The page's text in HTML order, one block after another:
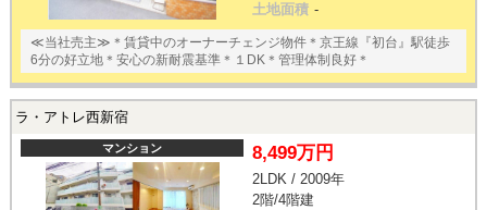
土地面積 -
≪当社売主≫＊賃貸中のオーナーチェンジ物件＊京王線『初台』駅徒歩
6分の好立地＊安心の新耐震基準＊１DK＊管理体制良好＊
ラ・アトレ西新宿
マンション 8,499万円
2LDK / 2009年
2階/4階建